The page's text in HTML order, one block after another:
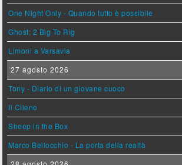
One Night Only - Quando tutto è possibile
Ghost: 2 Big To Rig
Limoni a Varsavia
27 agosto 2026
Tony - Diario di un giovane cuoco
Il Cileno
Sheep in the Box
Marco Bellocchio - La porta della realtà